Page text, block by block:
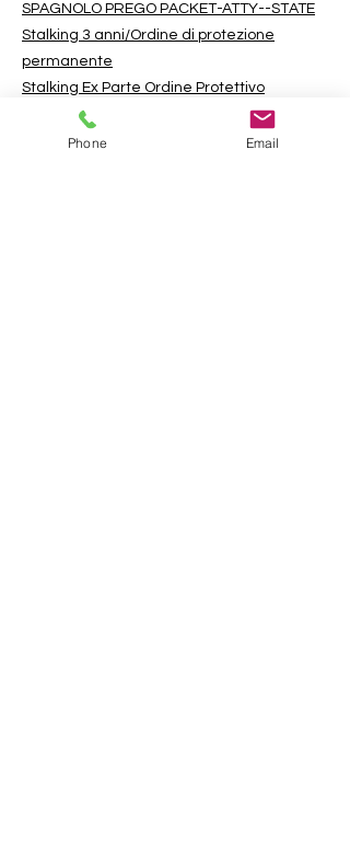
SPAGNOLO PREGO PACKET-ATTY--STATE
Stalking 3 anni/Ordine di protezione
permanente
Stalking Ex Parte Ordine Protettivo
Perseguitare l'ordine di protezione
permanente
Phone Email